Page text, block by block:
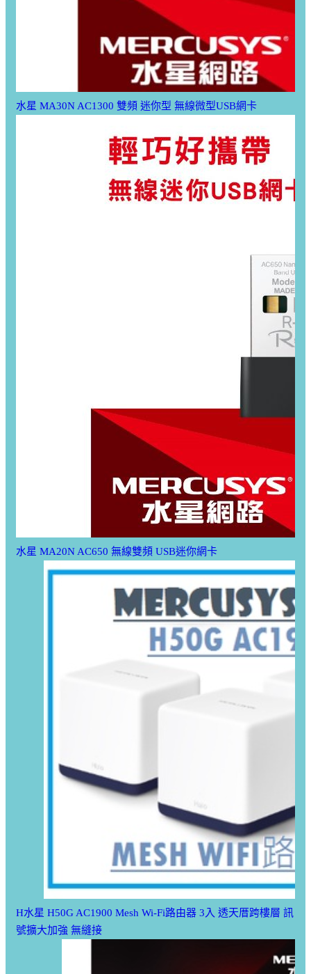
水星 MA30N AC1300 雙頻 迷你型 無線微型USB網卡
水星 MA20N AC650 無線雙頻 USB迷你網卡
H水星 H50G AC1900 Mesh Wi-Fi路由器 3入 透天厝跨樓層 訊
號擴大加強 無縫接